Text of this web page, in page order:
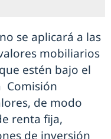
se aplicará a las
mobiliarios
estén bajo el
Comisión
de modo
renta fija,
de inversión